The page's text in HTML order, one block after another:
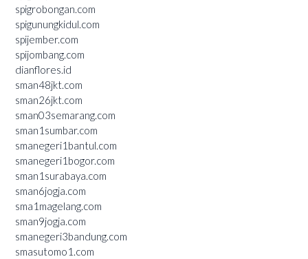
spigrobongan.com
spigunungkidul.com
spijember.com
spijombang.com
dianflores.id
sman48jkt.com
sman26jkt.com
sman03semarang.com
sman1sumbar.com
smanegeri1bantul.com
smanegeri1bogor.com
sman1surabaya.com
sman6jogja.com
sma1magelang.com
sman9jogja.com
smanegeri3bandung.com
smasutomo1.com